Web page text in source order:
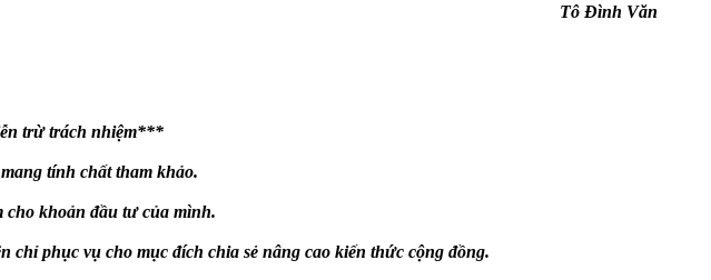
Tô Đình Văn
trừ trách nhiệm***
tính chất tham khảo.
cho khoản đầu tư của mình.
chỉ phục vụ cho mục đích chia sẻ nâng cao kiến thức cộng đồng.